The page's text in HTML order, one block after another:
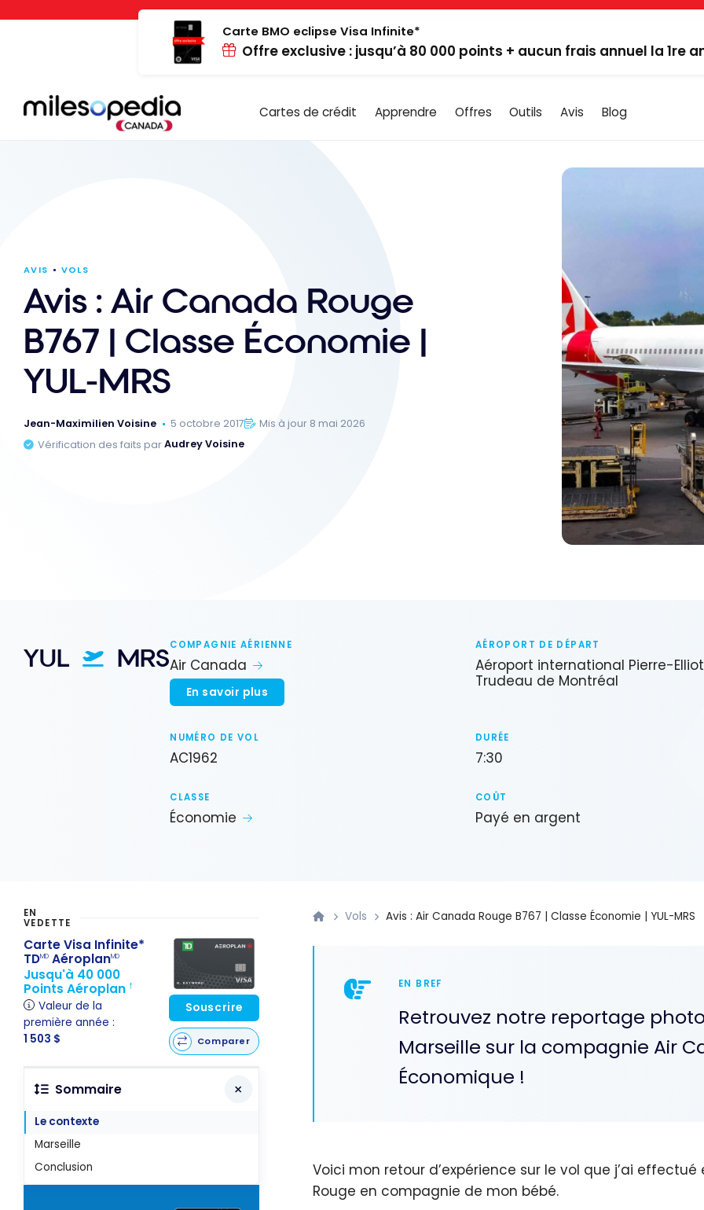
Panneau de gestion des cookies
Carte BMO eclipse Visa Infinite*
Offre exclusive : jusqu’à 80 000 points + aucun frais annuel la 1re
Cartes de crédit Apprendre Offres Outils Avis Blog
AVIS VOLS
Avis : Air Canada Rouge
B767 | Classe Économie |
YUL-MRS
Jean-Maximilien Voisine 5 octobre 2017
Mis à jour 8 mai 2026
Vérification des faits parAudrey Voisine
YUL MRSCOMPAGNIE AÉRIENNE
Air Canada
En savoir plus
AÉROPORT DE DÉPART
Aéroport international Pierre-
Trudeau de Montréal
NUMÉRO DE VOL
AC1962
DURÉE
7:30
CLASSE
Économie
COÛT
Payé en argent
Vols Avis : Air Canada Rouge B767 | Classe Économie | YUL-MRS
EN BREF
Retrouvez notre reportage
Marseille sur la compagnie Air
Économique !
Voici mon retour d’expérience sur le vol que j’ai
Rouge en compagnie de mon bébé.
EN
VEDETTE
Carte Visa Infinite*
TDMD AéroplanMD
Jusqu'à 40 000
Points Aéroplan †
Valeur de la
première année :
1 503 $
Souscrire
Comparer
Sommaire
Le contexte
Marseille
Conclusion